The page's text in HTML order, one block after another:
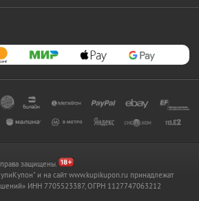
защищены.
и на сайт www.kupikupon.ru принадлежат
ИНН 7705523387, ОГРН 1127747063212